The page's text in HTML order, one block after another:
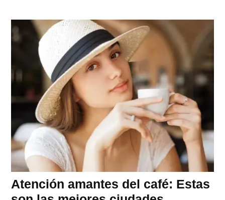
Atención amantes del café: Estas